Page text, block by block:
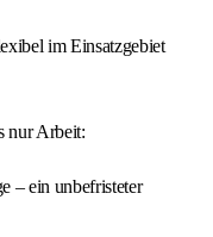
im Einsatzgebiet
nur Arbeit:
– ein unbefristeter